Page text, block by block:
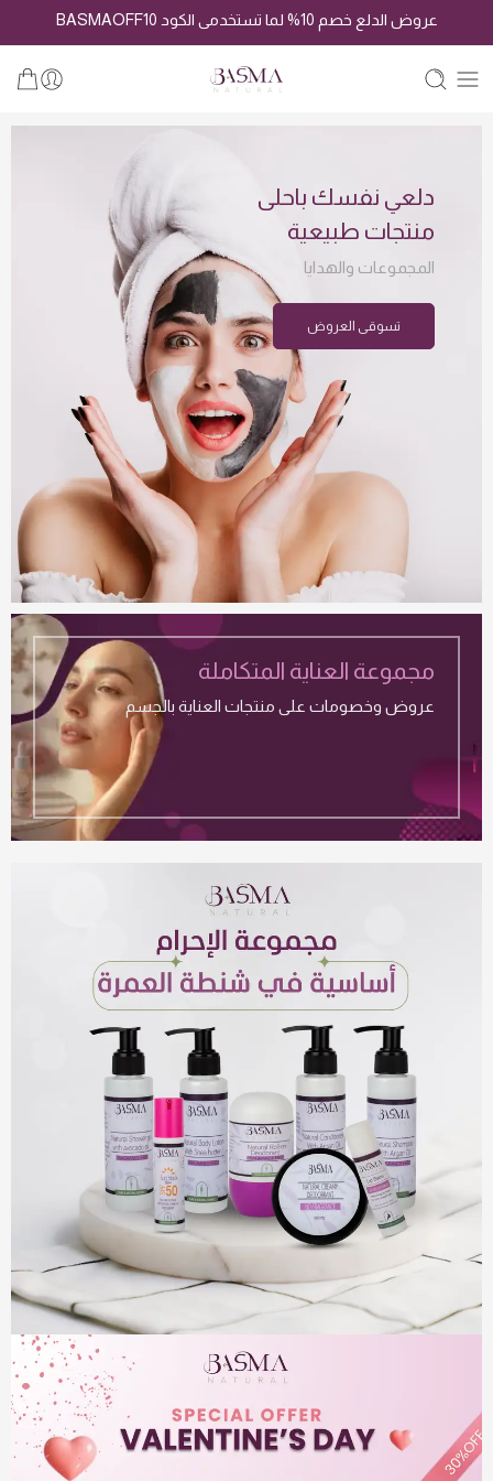
عروض الدلع خصم 10% لما تستخدمى الكود BASMAOFF10
دلعي نفسك باحلى
منتجات طبيعية
المجموعات والهدايا
تسوقى العروض
مجموعة العناية المتكاملة
عروض وخصومات على منتجات العناية بالجسم